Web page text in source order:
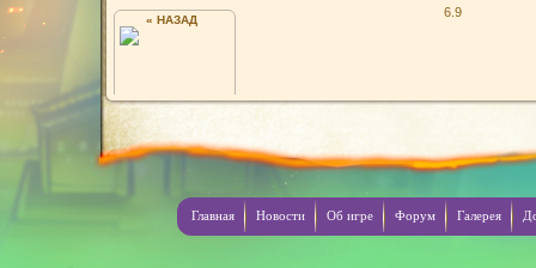
6.9
« НАЗАД
Главная Новости Об игре Форум Галерея